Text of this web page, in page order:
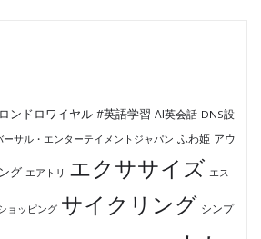
ンドロワイヤル #英語学習 AI英会話 DNS設
ーサル・エンターテイメントジャパン ふわ姫 アウ
グ エアトリ エクササイズ エス
ョッピング サイクリング シンプ